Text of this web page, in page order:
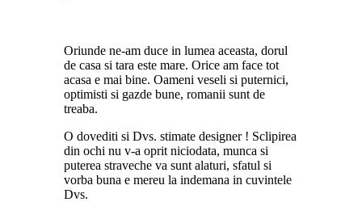
Oriunde ne-am duce in lumea aceasta, dorul
de casa si tara este mare. Orice am face tot
acasa e mai bine. Oameni veseli si puternici,
optimisti si gazde bune, romanii sunt de
treaba.
O dovediti si Dvs. stimate designer ! Sclipirea
din ochi nu v-a oprit niciodata, munca si
puterea straveche va sunt alaturi, sfatul si
vorba buna e mereu la indemana in cuvintele
Dvs.